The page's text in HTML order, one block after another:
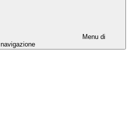
Menu di
navigazione